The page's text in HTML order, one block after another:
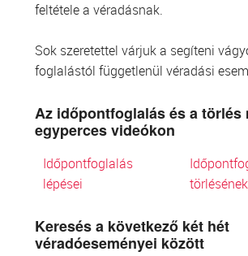
feltétele a véradásnak.
Sok szeretettel várjuk a segíteni
foglalástól függetlenül véradási
Az időpontfoglalás és a törlés
egyperces videókon
Időpontfoglalás
lépései
Keresés a következő két hét
véradóeseményei között